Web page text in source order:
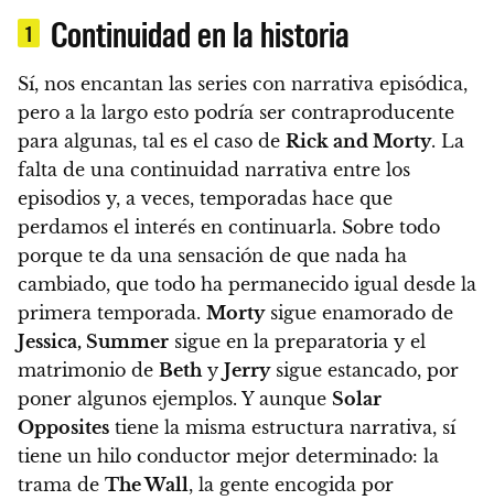
1 Continuidad en la historia
Sí, nos encantan las series con narrativa episódica,
pero a la largo esto podría ser contraproducente
para algunas, tal es el caso de Rick and Morty. La
falta de una continuidad narrativa entre los
episodios y, a veces, temporadas hace que
perdamos el interés en continuarla. Sobre todo
porque te da una sensación de que nada ha
cambiado, que todo ha permanecido igual desde la
primera temporada. Mortysigue enamorado de
Jessica, Summer sigue en la preparatoria y el
matrimonio de Beth y Jerrysigue estancado, por
poner algunos ejemplos. Y aunque Solar
Opposites tiene la misma estructura narrativa, sí
tiene un hilo conductor mejor determinado: la
trama de The Wall, la gente encogida por